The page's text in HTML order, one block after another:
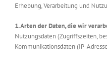
Erhebung, Verarbeitung und
1. Arten der Daten, die wir
Nutzungsdaten (Zugriffszeiten,
Kommunikationsdaten (IP-